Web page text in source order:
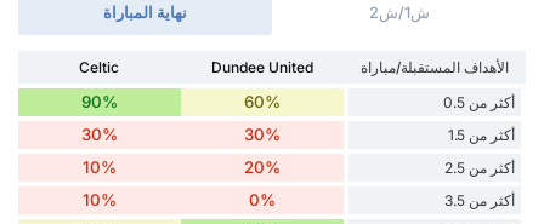
نهاية المباراة ش1/ش2
الأهداف المستقبلة/مباراة Dundee United
Celtic
أكثر من 0.5
60%
90%
أكثر من 1.5 30%
30%
أكثر من 2.5 20%
10%
أكثر من 3.5 0%
10%